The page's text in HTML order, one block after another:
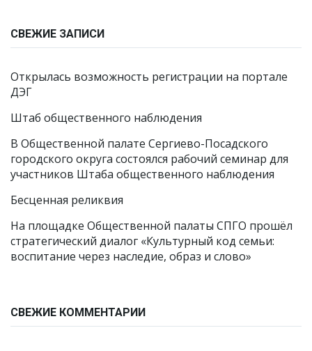
СВЕЖИЕ ЗАПИСИ
Открылась возможность регистрации на портале
ДЭГ
Штаб общественного наблюдения
В Общественной палате Сергиево-Посадского
городского округа состоялся рабочий семинар для
участников Штаба общественного наблюдения
Бесценная реликвия
На площадке Общественной палаты СПГО прошёл
стратегический диалог «Культурный код семьи:
воспитание через наследие, образ и слово»
СВЕЖИЕ КОММЕНТАРИИ